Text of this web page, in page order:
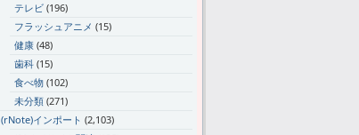
テレビ (196)
フラッシュアニメ (15)
健康 (48)
歯科 (15)
食べ物 (102)
未分類 (271)
(rNote)インポート (2,103)